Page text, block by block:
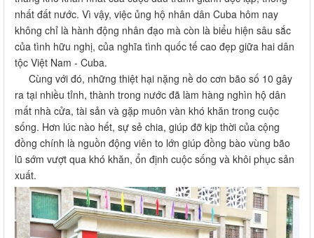
ra tại nhiều tỉnh, thành trong nước đã làm hàng nghìn hộ dân
mất nhà cửa, tài sản và gặp muôn vàn khó khăn trong cuộc
sống. Hơn lúc nào hết, sự sẻ chia, giúp đỡ kịp thời của cộng
đồng chính là nguồn động viên to lớn giúp đồng bào vùng bão
lũ sớm vượt qua khó khăn, ổn định cuộc sống và khôi phục sản
xuất.